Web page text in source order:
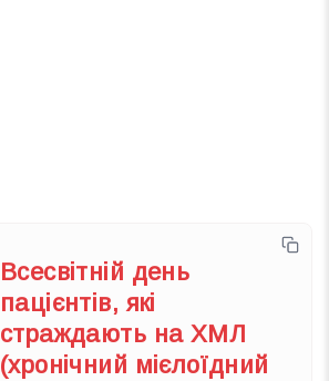
Всесвітній день
пацієнтів, які
страждають на ХМЛ
(хронічний мієлоїдний